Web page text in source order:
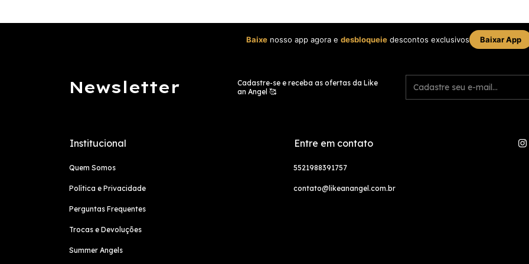
Baixe nosso app agora e desbloqueie descontos exclusivos Baixar App
Newsletter
Cadastre-se e receba as ofertas da Like
an Angel 🥰
Institucional
Quem Somos
Política e Privacidade
Perguntas Frequentes
Trocas e Devoluções
Summer Angels
Entre em contato
5521988391757
contato@likeanangel.com.br